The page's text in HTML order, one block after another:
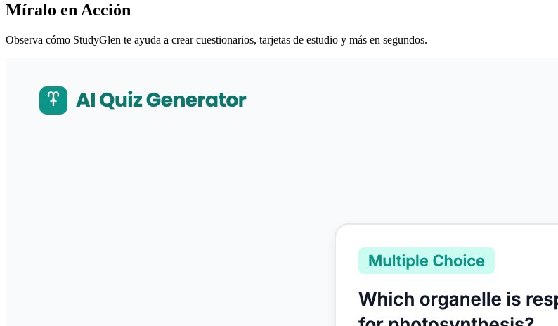
Míralo en Acción
Observa cómo StudyGlen te ayuda a crear cuestionarios, tarjetas de estudio y más en segundos.